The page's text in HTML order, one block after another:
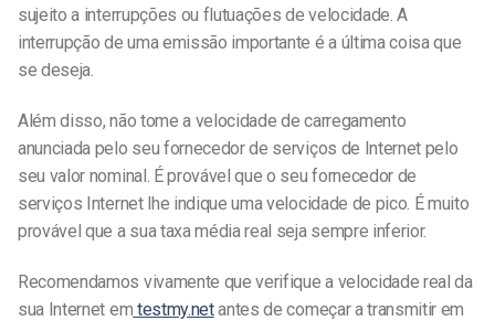
sujeito a interrupções ou flutuações de velocidade. A
interrupção de uma emissão importante é a última coisa que
se deseja.
Além disso, não tome a velocidade de carregamento
anunciada pelo seu fornecedor de serviços de Internet pelo
seu valor nominal. É provável que o seu fornecedor de
serviços Internet lhe indique uma velocidade de pico. É muito
provável que a sua taxa média real seja sempre inferior.
Recomendamos vivamente que verifique a velocidade real da
sua Internet em testmy.netantes de começar a transmitir em